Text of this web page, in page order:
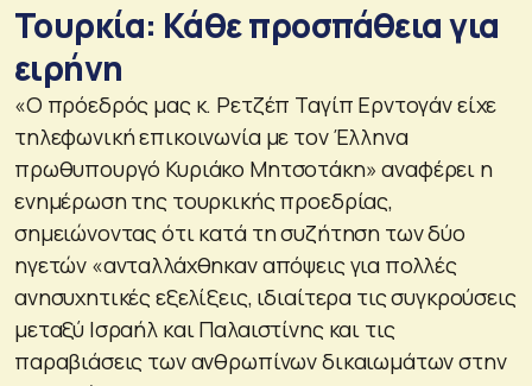
Τουρκία: Κάθε προσπάθεια για
ειρήνη
«Ο πρόεδρός μας κ. Ρετζέπ Ταγίπ Ερντογάν είχε
τηλεφωνική επικοινωνία με τον Έλληνα
πρωθυπουργό Κυριάκο Μητσοτάκη» αναφέρει η
ενημέρωση της τουρκικής προεδρίας,
σημειώνοντας ότι κατά τη συζήτηση των δύο
ηγετών «ανταλλάχθηκαν απόψεις για πολλές
ανησυχητικές εξελίξεις, ιδιαίτερα τις συγκρούσεις
μεταξύ Ισραήλ και Παλαιστίνης και τις
παραβιάσεις των ανθρωπίνων δικαιωμάτων στην